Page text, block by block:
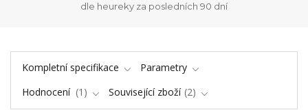
dle heureky za posledních 90 dní
Kompletní specifikace
Parametry
Hodnocení
1 Související zboží 2